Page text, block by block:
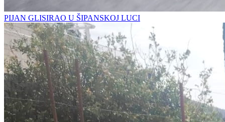
PIJAN GLISIRAO U ŠIPANSKOJ LUCI